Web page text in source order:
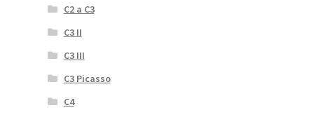
C2 a C3
C3 II
C3 III
C3 Picasso
C4